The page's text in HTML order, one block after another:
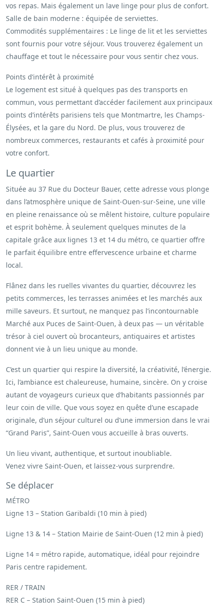
vos repas. Mais également un lave linge pour plus de confort.
Salle de bain moderne : équipée de serviettes.
Commodités supplémentaires : Le linge de lit et les serviettes
sont fournis pour votre séjour. Vous trouverez également un
chauffage et tout le nécessaire pour vous sentir chez vous.
Points d’intérêt à proximité
Le logement est situé à quelques pas des transports en
commun, vous permettant d’accéder facilement aux principaux
points d’intérêts parisiens tels que Montmartre, les Champs-
Élysées, et la gare du Nord. De plus, vous trouverez de
nombreux commerces, restaurants et cafés à proximité pour
votre confort.
Le quartier
Située au 37 Rue du Docteur Bauer, cette adresse vous plonge
dans l’atmosphère unique de Saint-Ouen-sur-Seine, une ville
en pleine renaissance où se mêlent histoire, culture populaire
et esprit bohème. À seulement quelques minutes de la
capitale grâce aux lignes 13 et 14 du métro, ce quartier offre
le parfait équilibre entre effervescence urbaine et charme
local.
Flânez dans les ruelles vivantes du quartier, découvrez les
petits commerces, les terrasses animées et les marchés aux
mille saveurs. Et surtout, ne manquez pas l’incontournable
Marché aux Puces de Saint-Ouen, à deux pas — un véritable
trésor à ciel ouvert où brocanteurs, antiquaires et artistes
donnent vie à un lieu unique au monde.
C’est un quartier qui respire la diversité, la créativité, l’énergie.
Ici, l’ambiance est chaleureuse, humaine, sincère. On y croise
autant de voyageurs curieux que d’habitants passionnés par
leur coin de ville. Que vous soyez en quête d’une escapade
originale, d’un séjour culturel ou d’une immersion dans le vrai
“Grand Paris”, Saint-Ouen vous accueille à bras ouverts.
Un lieu vivant, authentique, et surtout inoubliable.
Venez vivre Saint-Ouen, et laissez-vous surprendre.
Se déplacer
MÉTRO
Ligne 13 – Station Garibaldi (10 min à pied)
Ligne 13 & 14 – Station Mairie de Saint-Ouen (12 min à pied)
Ligne 14 = métro rapide, automatique, idéal pour rejoindre
Paris centre rapidement.
RER / TRAIN
RER C – Station Saint-Ouen (15 min à pied)